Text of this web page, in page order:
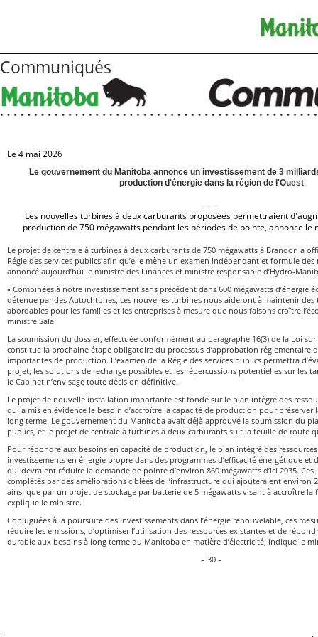
Communiqués
Le 4 mai 2026
Le gouvernement du Manitoba annonce un investissement de 3
production d'énergie dans la région de l'Ouest
– – –
Les nouvelles turbines à deux carburants proposées permettraient
production de 750 mégawatts pendant les périodes de pointe, annonce le
Le projet de centrale à turbines à deux carburants de 750 mégawatts à Brandon a
Régie des services publics afin qu’elle mène un examen indépendant et formule
annoncé aujourd’hui le ministre des Finances et ministre responsable d’Hydro-
« Combinées à notre investissement sans précédent dans 600 mégawatts d’énergie
détenue par des Autochtones, ces nouvelles turbines nous aideront à maintenir des
abordables pour les familles et les entreprises à mesure que nous faisons croître
ministre Sala.
La soumission du dossier, effectuée conformément au paragraphe 16(3) de la Loi
constitue la prochaine étape obligatoire du processus d’approbation réglementaire
importantes de production. L’examen de la Régie des services publics permettra
projet, les solutions de rechange possibles et les répercussions potentielles sur les
le Cabinet n’envisage toute décision définitive.
Le projet de nouvelle installation importante est fondé sur le plan intégré des
qui a mis en évidence le besoin d’accroître la capacité de production pour préserver
long terme. Le gouvernement du Manitoba avait déjà approuvé la soumission du
publics, et le projet de centrale à turbines à deux carburants suit la feuille de route
Pour répondre aux besoins en capacité de production, le plan intégré des
investissements en énergie propre dans des programmes d’efficacité énergétique et
qui devraient réduire la demande de pointe d’environ 860 mégawatts d’ici 2035.
complétés par des améliorations ciblées de l’infrastructure qui ajouteraient environ
ainsi que par un projet de stockage par batterie de 5 mégawatts visant à accroître la
explique le ministre.
Conjuguées à la poursuite des investissements dans l’énergie renouvelable, ces
réduire les émissions, d’optimiser l’utilisation des ressources existantes et de
durable aux besoins à long terme du Manitoba en matière d’électricité, indique le
– 30 –